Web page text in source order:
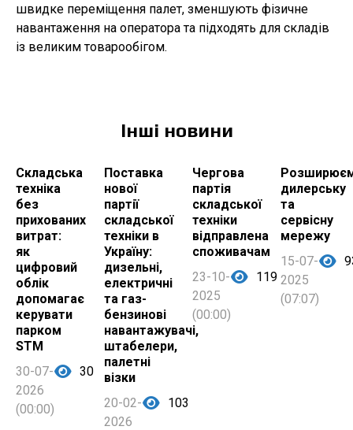
швидке переміщення палет, зменшують фізичне
навантаження на оператора та підходять для складів
із великим товарообігом.
Інші новини
Складська
техніка
без
прихованих
витрат:
як
цифровий
облік
допомагає
керувати
парком
STM
30-07-
2026
(00:00)
30
Поставка
нової
партії
складської
техніки в
Україну:
дизельні,
електричні
та газ-
бензинові
навантажувачі,
штабелери,
палетні
візки
20-02-
2026
103
Чергова
партія
складської
техніки
відправлена
споживачам
23-10-
2025
(00:00)
119
дилерську
та
сервісну
мережу
15-07-
2025
(07:07)